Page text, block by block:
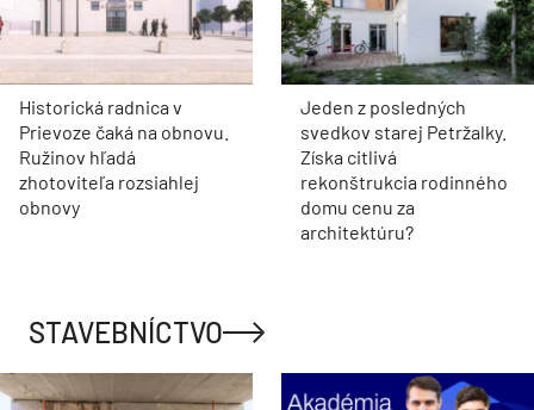
Historická radnica v
Prievoze čaká na obnovu.
Ružinov hľadá
zhotoviteľa rozsiahlej
obnovy
Jeden z posledných
svedkov starej Petržalky.
Získa citlivá
rekonštrukcia rodinného
domu cenu za
architektúru?
STAVEBNÍCTVO